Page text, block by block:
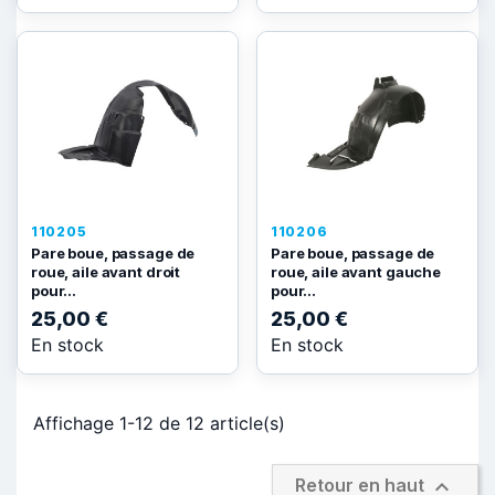
110205
Pare boue, passage de
roue, aile avant droit
pour...
25,00 €
En stock
110206
Pare boue, passage de
roue, aile avant gauche
pour...
25,00 €
En stock
Affichage 1-12 de 12 article(s)
Retour en haut 